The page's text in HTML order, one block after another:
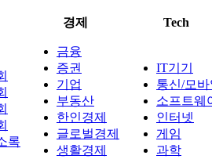
경제 Tech
록
금융
증권
기업
부동산
한인경제
글로벌경제
생활경제
IT기기
통신/모
소프트웨
인터넷
게임
과학